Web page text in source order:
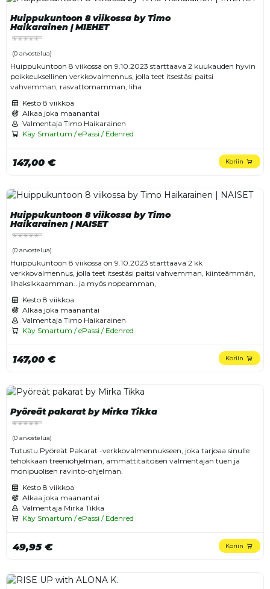
Huippukuntoon 8 viikossa by Timo
Haikarainen | MIEHET
(0 arvostelua)
Huippukuntoon 8 viikossa on 9.10.2023 starttaava 2 kuukauden hyvin
poikkeuksellinen verkkovalmennus, jolla teet itsestäsi paitsi
vahvemman, rasvattomamman, liha
Kesto 8 viikkoa
Alkaa joka maanantai
Valmentaja Timo Haikarainen
Käy Smartum / ePassi / Edenred
147,00 € Koriin
Huippukuntoon 8 viikossa by Timo
Haikarainen | NAISET
(0 arvostelua)
Huippukuntoon 8 viikossa on 9.10.2023 starttaava 2 kk
verkkovalmennus, jolla teet itsestäsi paitsi vahvemman, kiinteämmän,
lihaksikkaamman.. ja myös nopeamman,
Kesto 8 viikkoa
Alkaa joka maanantai
Valmentaja Timo Haikarainen
Käy Smartum / ePassi / Edenred
147,00 € Koriin
Pyöreät pakarat by Mirka Tikka
(0 arvostelua)
Tutustu Pyöreät Pakarat -verkkovalmennukseen, joka tarjoaa sinulle
tehokkaan treeniohjelman, ammattitaitoisen valmentajan tuen ja
monipuolisen ravinto-ohjelman.
Kesto 8 viikkoa
Alkaa joka maanantai
Valmentaja Mirka Tikka
Käy Smartum / ePassi / Edenred
49,95 € Koriin